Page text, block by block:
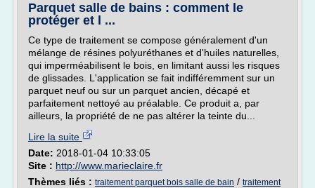
Parquet salle de bains : comment le
protéger et l ...
Ce type de traitement se compose généralement d'un
mélange de résines polyuréthanes et d'huiles naturelles,
qui imperméabilisent le bois, en limitant aussi les risques
de glissades. L'application se fait indifféremment sur un
parquet neuf ou sur un parquet ancien, décapé et
parfaitement nettoyé au préalable. Ce produit a, par
ailleurs, la propriété de ne pas altérer la teinte du...
Lire la suite
Date: 2018-01-04 10:33:05
Site : http://www.marieclaire.fr
Thèmes liés : traitement parquet bois salle de bain / traitement